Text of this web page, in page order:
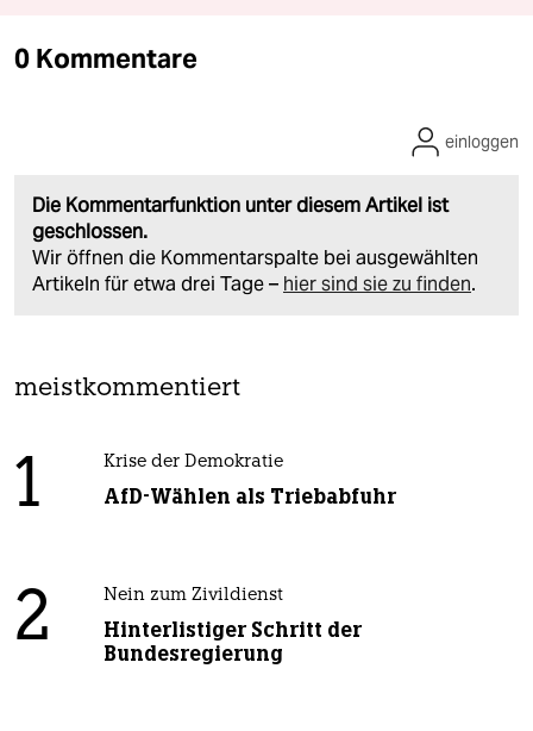
0 Kommentare
Die Kommentarfunktion unter diesem Artikel ist
geschlossen.
Wir öffnen die Kommentarspalte bei ausgewählten
Artikeln für etwa drei Tage – hier sind sie zu finden.
einloggen
meistkommentiert
1 Krise der Demokratie
AfD-Wählen als Triebabfuhr
2 Nein zum Zivildienst
Hinterlistiger Schritt der
Bundesregierung